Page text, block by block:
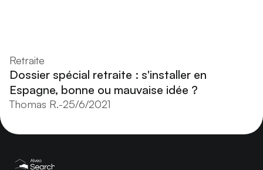
Retraite
Dossier spécial retraite : s'installer en
Espagne, bonne ou mauvaise idée ?
Thomas R.-25/6/2021